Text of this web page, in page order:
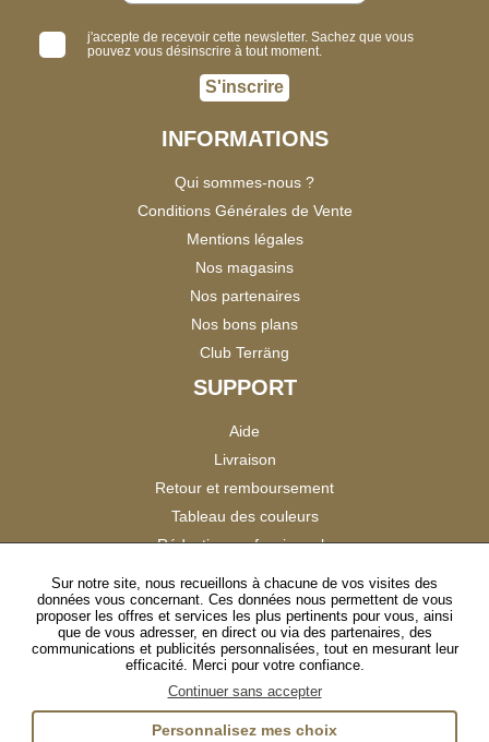
j'accepte de recevoir cette newsletter. Sachez que vous
pouvez vous désinscrire à tout moment.
S'inscrire
INFORMATIONS
Qui sommes-nous ?
Conditions Générales de Vente
Mentions légales
Nos magasins
Nos partenaires
Nos bons plans
Club Terräng
SUPPORT
Aide
Livraison
Retour et remboursement
Tableau des couleurs
Réduction professionnels
Satisfaction Clients
SUIVEZ-NOUS
Sur notre site, nous recueillons à chacune de vos visites des
données vous concernant. Ces données nous permettent de vous
proposer les offres et services les plus pertinents pour vous, ainsi
que de vous adresser, en direct ou via des partenaires, des
communications et publicités personnalisées, tout en mesurant leur
efficacité. Merci pour votre confiance.
Continuer sans accepter
Personnalisez mes choix